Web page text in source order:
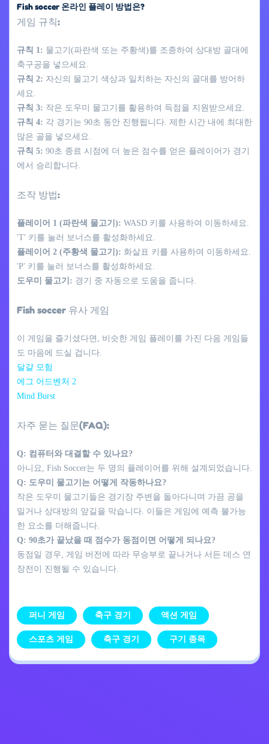
Fish soccer 온라인 플레이 방법은?
게임 규칙:
규칙 1: 물고기(파란색 또는 주황색)를 조종하여 상대방 골대에
축구공을 넣으세요.
규칙 2: 자신의 물고기 색상과 일치하는 자신의 골대를 방어하
세요.
규칙 3: 작은 도우미 물고기를 활용하여 득점을 지원받으세요.
규칙 4: 각 경기는 90초 동안 진행됩니다. 제한 시간 내에 최대한
많은 골을 넣으세요.
규칙 5: 90초 종료 시점에 더 높은 점수를 얻은 플레이어가 경기
에서 승리합니다.
조작 방법:
플레이어 1 (파란색 물고기): WASD 키를 사용하여 이동하세요.
'T' 키를 눌러 보너스를 활성화하세요.
플레이어 2 (주황색 물고기): 화살표 키를 사용하여 이동하세요.
'P' 키를 눌러 보너스를 활성화하세요.
도우미 물고기: 경기 중 자동으로 도움을 줍니다.
Fish soccer 유사 게임
이 게임을 즐기셨다면, 비슷한 게임 플레이를 가진 다음 게임들
도 마음에 드실 겁니다.
달걀 모험
에그 어드벤처 2
Mind Burst
자주 묻는 질문(FAQ):
Q: 컴퓨터와 대결할 수 있나요?
아니요, Fish Soccer는 두 명의 플레이어를 위해 설계되었습니다.
Q: 도우미 물고기는 어떻게 작동하나요?
작은 도우미 물고기들은 경기장 주변을 돌아다니며 가끔 공을
밀거나 상대방의 앞길을 막습니다. 이들은 게임에 예측 불가능
한 요소를 더해줍니다.
Q: 90초가 끝났을 때 점수가 동점이면 어떻게 되나요?
동점일 경우, 게임 버전에 따라 무승부로 끝나거나 서든 데스 연
장전이 진행될 수 있습니다.
퍼니 게임 축구 경기 액션 게임
스포츠 게임 축구 경기 구기 종목